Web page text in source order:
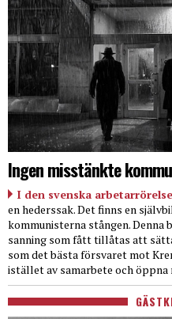
Ingen misstänkte
I den svenska
en hederssak. Det finns en
kommunisterna stången.
sanning som fått tillåtas att
som det bästa försvaret mot
istället av samarbete och